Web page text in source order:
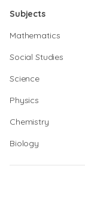
Subjects
Mathematics
Social Studies
Science
Physics
Chemistry
Biology